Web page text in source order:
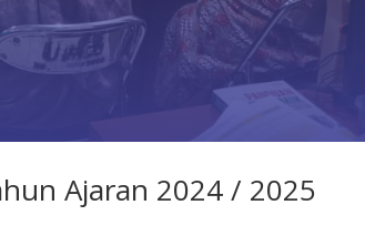
Ajaran 2024 / 2025